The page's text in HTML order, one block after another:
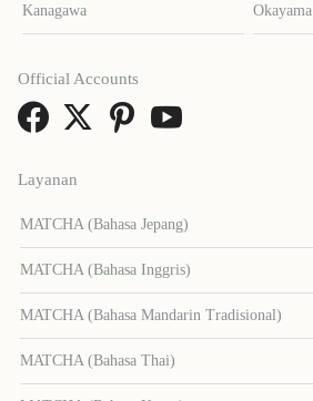
Kanagawa Okayama
Layanan
MATCHA (Bahasa Jepang)
MATCHA (Bahasa Inggris)
MATCHA (Bahasa Mandarin Tradisional)
MATCHA (Bahasa Thai)
Official Accounts